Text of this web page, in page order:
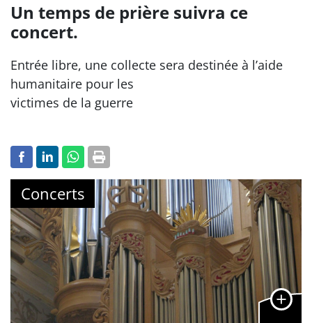
Un temps de prière suivra ce
concert.
Entrée libre, une collecte sera destinée à l’aide
humanitaire pour les
victimes de la guerre
Concerts